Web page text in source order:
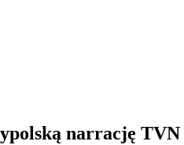
narrację TVN